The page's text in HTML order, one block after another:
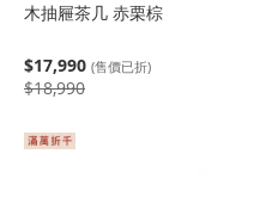
木抽屜茶几 赤栗棕
$17,990 (售價已折)
$18,990